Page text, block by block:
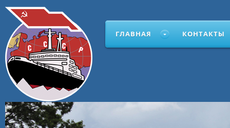
ГЛАВНАЯ КОНТАКТЫ